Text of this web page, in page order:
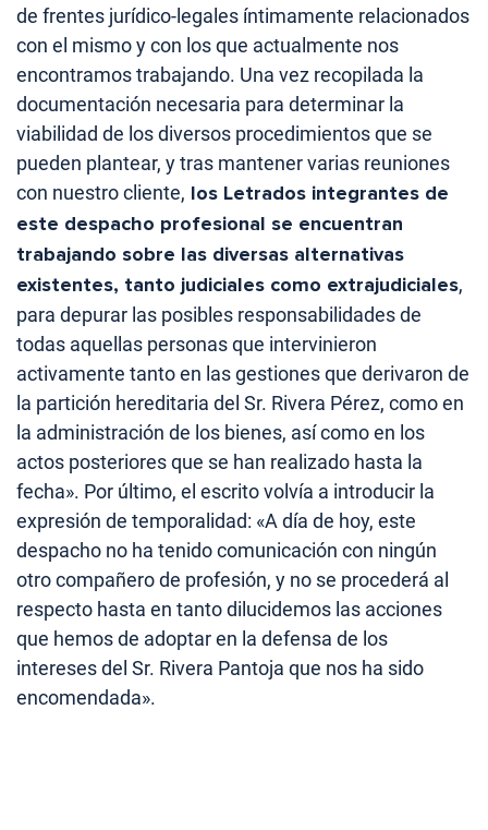
de frentes jurídico-legales íntimamente relacionados
con el mismo y con los que actualmente nos
encontramos trabajando. Una vez recopilada la
documentación necesaria para determinar la
viabilidad de los diversos procedimientos que se
pueden plantear, y tras mantener varias reuniones
con nuestro cliente, los Letrados integrantes de
este despacho profesional se encuentran
trabajando sobre las diversas alternativas
existentes, tanto judiciales como extrajudiciales,
para depurar las posibles responsabilidades de
todas aquellas personas que intervinieron
activamente tanto en las gestiones que derivaron de
la partición hereditaria del Sr. Rivera Pérez, como en
la administración de los bienes, así como en los
actos posteriores que se han realizado hasta la
fecha». Por último, el escrito volvía a introducir la
expresión de temporalidad: «A día de hoy, este
despacho no ha tenido comunicación con ningún
otro compañero de profesión, y no se procederá al
respecto hasta en tanto dilucidemos las acciones
que hemos de adoptar en la defensa de los
intereses del Sr. Rivera Pantoja que nos ha sido
encomendada».